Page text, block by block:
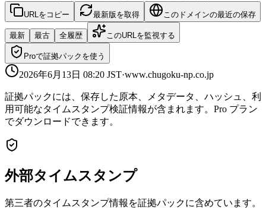
URLをコピー 最新版を取得 このドメインの最近の保存
最新 最古 全履歴 このURLを監視する
Proで証拠パックを使う
2026年6月13日 08:20 JST·www.chugoku-np.co.jp
証拠パックには、保存した原本、メタデータ、ハッシュ、利
用可能なタイムスタンプ検証情報が含まれます。Pro プラン
でダウンロードできます。
外部タイムスタンプ
第三者のタイムスタンプ情報を証拠パックに含めています。